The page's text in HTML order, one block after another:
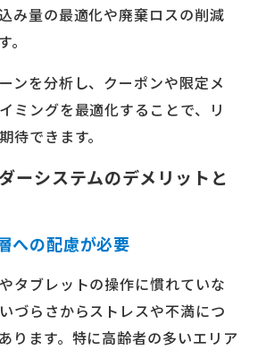
み量の最適化や廃棄ロスの削減
ンを分析し、クーポンや限定メ
ミングを最適化することで、リ
待できます。
ーシステムのデメリットと
への配慮が必要
タブレットの操作に慣れていな
づらさからストレスや不満につ
ります。特に高齢者の多いエリア